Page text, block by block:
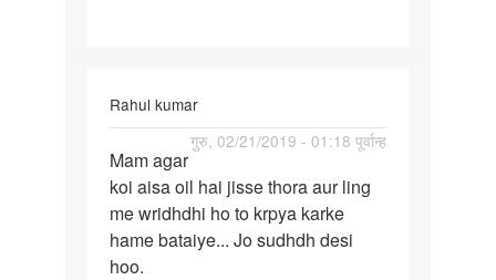
Rahul kumar
गुरु, 02/21/2019 - 01:18 पूर्वान्ह
Mam
agar
koi
aisa
oil
Mam agar
koi aisa oil hai jisse thora aur ling
me wridhdhi ho to krpya karke
hame bataiye... Jo sudhdh desi
hoo.